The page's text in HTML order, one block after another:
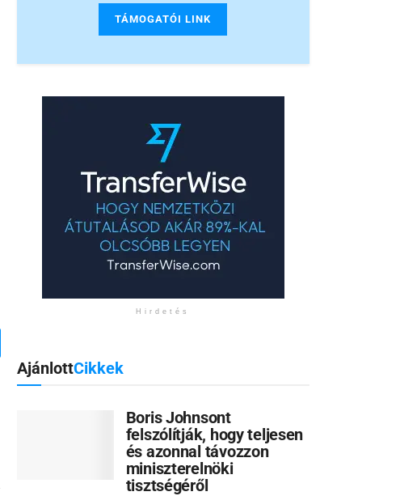
TÁMOGATÓI LINK
Hirdetés
AjánlottCikkek
Boris Johnsont
felszólítják, hogy teljesen
és azonnal távozzon
miniszterelnöki
tisztségéről